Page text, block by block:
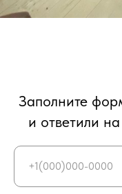
Заполните
и ответили на